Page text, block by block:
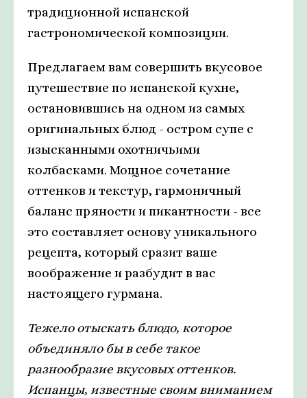
традиционной испанской
гастрономической композиции.
Предлагаем вам совершить вкусовое
путешествие по испанской кухне,
остановившись на одном из самых
оригинальных блюд - остром супе с
изысканными охотничьими
колбасками. Мощное сочетание
оттенков и текстур, гармоничный
баланс пряности и пикантности - все
это составляет основу уникального
рецепта, который сразит ваше
воображение и разбудит в вас
настоящего гурмана.
Тежело отыскать блюдо, которое
объединяло бы в себе такое
разнообразие вкусовых оттенков.
Испанцы, известные своим вниманием